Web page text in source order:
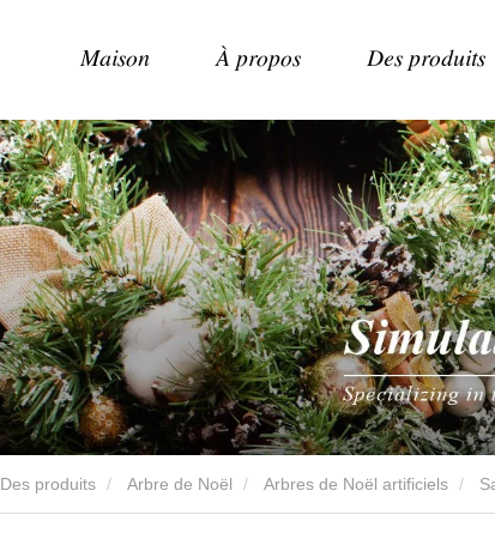
Maison À propos Des produits
Des produits Arbre de Noël Arbres de Noël artificiels